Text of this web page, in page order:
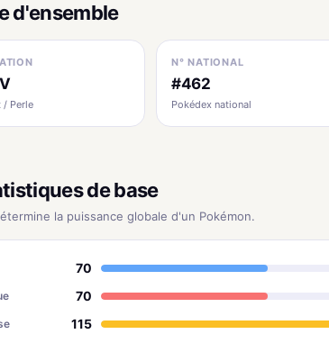
d'ensemble
/ Perle
N° NATIONAL
#462
Pokédex national
de base
la puissance globale d'un Pokémon.
70
70
115